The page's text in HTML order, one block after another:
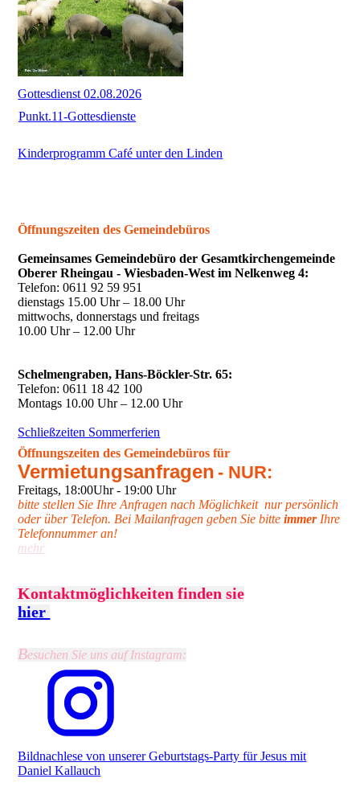
Gottesdienst 02.08.2026
Punkt.11-Gottesdienste
Kinderprogramm Café unter den Linden
Öffnungszeiten des Gemeindebüros
Gemeinsames Gemeindebüro der Gesamtkirchengemeinde
Oberer Rheingau - Wiesbaden-West im Nelkenweg 4:
Telefon: 0611 92 59 951
dienstags 15.00 Uhr – 18.00 Uhr
mittwochs, donnerstags und freitags
10.00 Uhr – 12.00 Uhr
Schelmengraben,Hans-Böckler-Str. 65:
Telefon: 0611 18 42 100
Montags 10.00 Uhr – 12.00 Uhr
Schließzeiten Sommerferien
Öffnungszeiten des Gemeindebüros für
Vermietungsanfragen - NUR:
Freitags, 18:00Uhr - 19:00 Uhr
bitte stellen Sie Ihre Anfragen nach Möglichkeit nur persönlich
oder über Telefon. Bei Mailanfragen geben Sie bitte immerIhre
Telefonnummer an!
mehr
Kontaktmöglichkeiten finden sie
hier
Besuchen Sie uns auf Instagram:
Bildnachlese von unserer Geburtstags-Party für Jesus mit
Daniel Kallauch